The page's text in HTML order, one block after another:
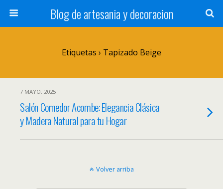
Blog de artesania y decoracion
Etiquetas › Tapizado Beige
7 MAYO, 2025
Salón Comedor Acombe: Elegancia Clásica
y Madera Natural para tu Hogar
Volver arriba